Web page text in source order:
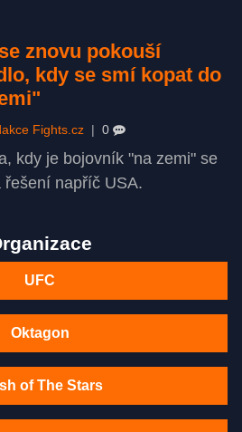
znovu pokouší
kdy se smí kopat do
Fights.cz | 0
kdy je bojovník "na zemi" se
napříč USA.
UFC
Oktagon
of The Stars